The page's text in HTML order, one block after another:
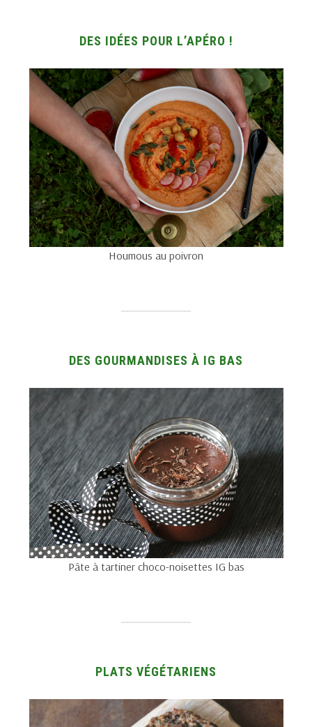
DES IDÉES POUR L’APÉRO !
Houmous au poivron
DES GOURMANDISES À IG BAS
Pâte à tartiner choco-noisettes IG bas
PLATS VÉGÉTARIENS